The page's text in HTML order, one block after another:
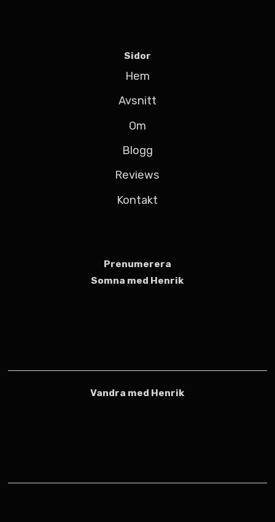
Sidor
Hem
Avsnitt
Om
Blogg
Reviews
Kontakt
Prenumerera
Somna med Henrik
Vandra med Henrik